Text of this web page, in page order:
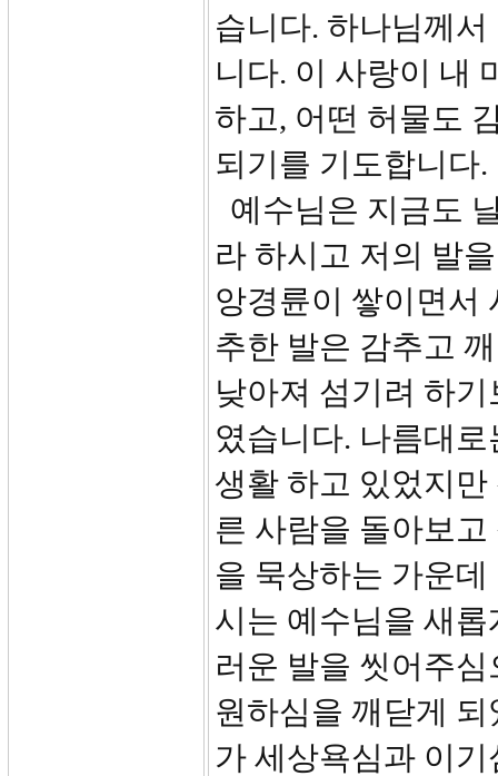
습니다. 하나님께
니다. 이 사랑이 내
하고, 어떤 허물도
되기를 기도합니다.
예수님은 지금도
라 하시고 저의 발
앙경륜이 쌓이면서
추한 발은 감추고
낮아져 섬기려 하
였습니다. 나름대
생활 하고 있었지
른 사람을 돌아보
을 묵상하는 가운
시는 예수님을 새
러운 발을 씻어주
원하심을 깨닫게
가 세상욕심과 이